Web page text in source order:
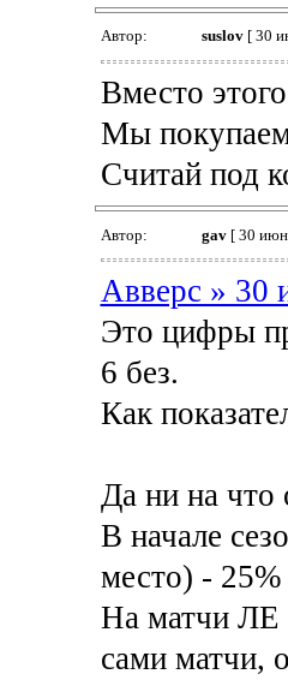
Автор: suslov[ 30
Вместо
Мы покупаем
Считай под
Автор: gav[ 30 июн
Авверс » 30
Это цифры
6 без.
Как
Да ни на что
В начале
место) - 25%
На матчи ЛЕ
сами матчи,